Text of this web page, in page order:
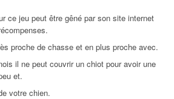
ce jeu peut être gêné par son site internet
proche de chasse et en plus proche avec.
il ne peut couvrir un chiot pour avoir une
et.
votre chien.